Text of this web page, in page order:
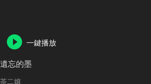
一鍵播放
遺忘的墨
茶二孃